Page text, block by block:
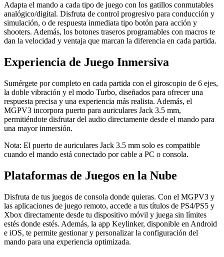
Adapta el mando a cada tipo de juego con los gatillos conmutables
analógico/digital. Disfruta de control progresivo para conducción y
simulación, o de respuesta inmediata tipo botón para acción y
shooters. Además, los botones traseros programables con macros te
dan la velocidad y ventaja que marcan la diferencia en cada partida.
Experiencia de Juego Inmersiva
Sumérgete por completo en cada partida con el giroscopio de 6 ejes,
la doble vibración y el modo Turbo, diseñados para ofrecer una
respuesta precisa y una experiencia más realista. Además, el
MGPV3 incorpora puerto para auriculares Jack 3.5 mm,
permitiéndote disfrutar del audio directamente desde el mando para
una mayor inmersión.
Nota: El puerto de auriculares Jack 3.5 mm solo es compatible
cuando el mando está conectado por cable a PC o consola.
Plataformas de Juegos en la Nube
Disfruta de tus juegos de consola donde quieras. Con el MGPV3 y
las aplicaciones de juego remoto, accede a tus títulos de PS4/PS5 y
Xbox directamente desde tu dispositivo móvil y juega sin límites
estés donde estés. Además, la app Keylinker, disponible en Android
e iOS, te permite gestionar y personalizar la configuración del
mando para una experiencia optimizada.